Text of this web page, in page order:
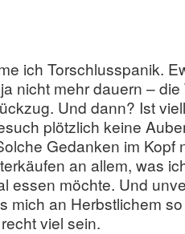
ich Torschlusspanik.
nicht mehr dauern –
Und dann? Ist
plötzlich keine
Gedanken im Kopf
an allem, was
essen möchte. Und
mich an Herbstlichem
viel sein.